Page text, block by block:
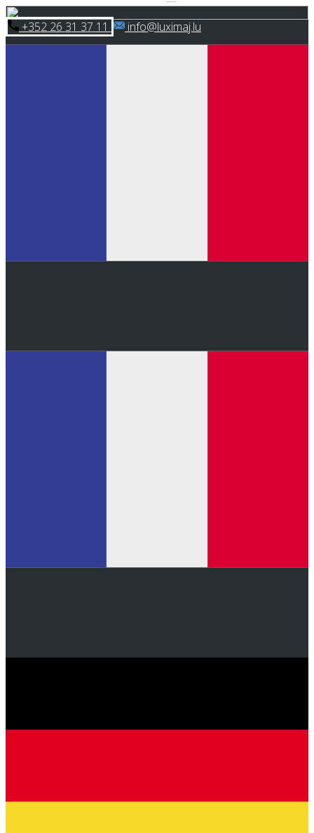
Skip
to
content
​+352 26 31 37 11 ​info@luximaj.lu